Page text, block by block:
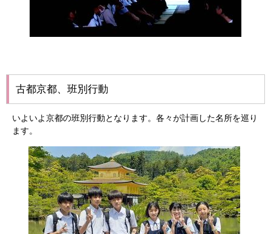
古都京都、班別行動
いよいよ京都の班別行動となります。各々が計画した名所を巡り
ます。